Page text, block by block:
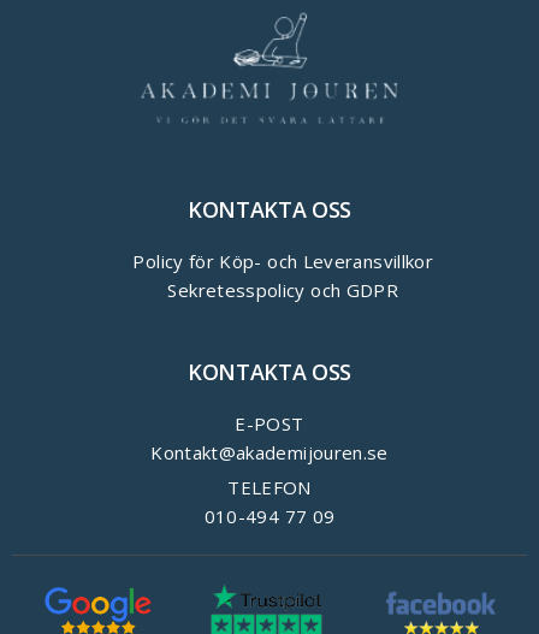
KONTAKTA OSS
Policy för Köp- och Leveransvillkor
Sekretesspolicy och GDPR
KONTAKTA OSS
E-POST
Kontakt@akademijouren.se
TELEFON
010-494 77 09